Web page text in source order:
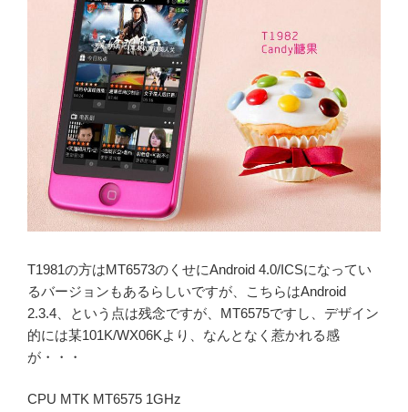
T1981の方はMT6573のくせにAndroid 4.0/ICSになってい
るバージョンもあるらしいですが、こちらはAndroid
2.3.4、という点は残念ですが、MT6575ですし、デザイン
的には某101K/WX06Kより、なんとなく惹かれる感
が・・・
CPU MTK MT6575 1GHz